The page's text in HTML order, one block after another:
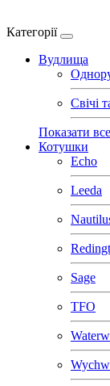
Категорії
Вудлища
Свічі
Показати
Котушки
Echo
Leeda
Sage
TFO